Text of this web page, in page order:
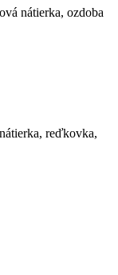
nátierka, ozdoba
reďkovka,